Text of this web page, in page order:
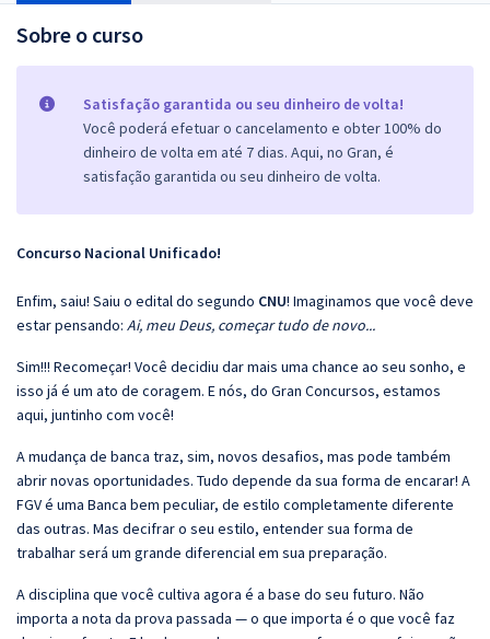
Sobre o curso
Satisfação garantida ou seu dinheiro de volta!
Você poderá efetuar o cancelamento e obter 100% do
dinheiro de volta em até 7 dias. Aqui, no Gran, é
satisfação garantida ou seu dinheiro de volta.
Concurso Nacional Unificado!
Enfim, saiu! Saiu o edital do segundo CNU! Imaginamos que você deve
estar pensando: Ai, meu Deus, começar tudo de novo...
Sim!!! Recomeçar! Você decidiu dar mais uma chance ao seu sonho, e
isso já é um ato de coragem. E nós, do Gran Concursos, estamos
aqui, juntinho com você!
A mudança de banca traz, sim, novos desafios, mas pode também
abrir novas oportunidades. Tudo depende da sua forma de encarar! A
FGV é uma Banca bem peculiar, de estilo completamente diferente
das outras. Mas decifrar o seu estilo, entender sua forma de
trabalhar será um grande diferencial em sua preparação.
A disciplina que você cultiva agora é a base do seu futuro. Não
importa a nota da prova passada — o que importa é o que você faz